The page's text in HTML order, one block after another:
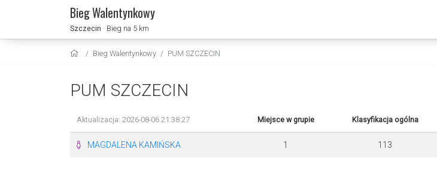
Bieg Walentynkowy
Szczecin · Bieg na 5 km
Bieg Walentynkowy PUM SZCZECIN
PUM SZCZECIN
Aktualizacja: 2026-08-06 21:38:27 Miejsce w grupie Klasyfikacja ogólna
MAGDALENA KAMIŃSKA 1 113